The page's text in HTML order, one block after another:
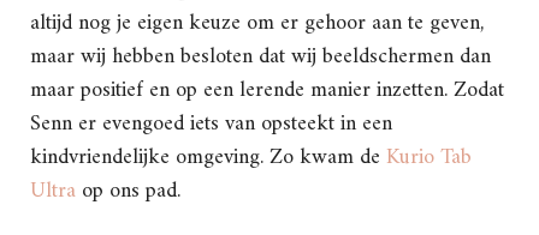
altijd nog je eigen keuze om er gehoor aan te geven,
maar wij hebben besloten dat wij beeldschermen dan
maar positief en op een lerende manier inzetten. Zodat
Senn er evengoed iets van opsteekt in een
kindvriendelijke omgeving. Zo kwam de Kurio Tab
Ultraop ons pad.